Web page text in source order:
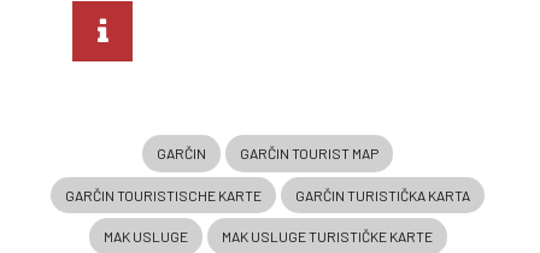
GARČIN GARČIN TOURIST MAP
GARČIN TOURISTISCHE KARTE GARČIN TURISTIČKA KARTA
MAK USLUGE MAK USLUGE TURISTIČKE KARTE